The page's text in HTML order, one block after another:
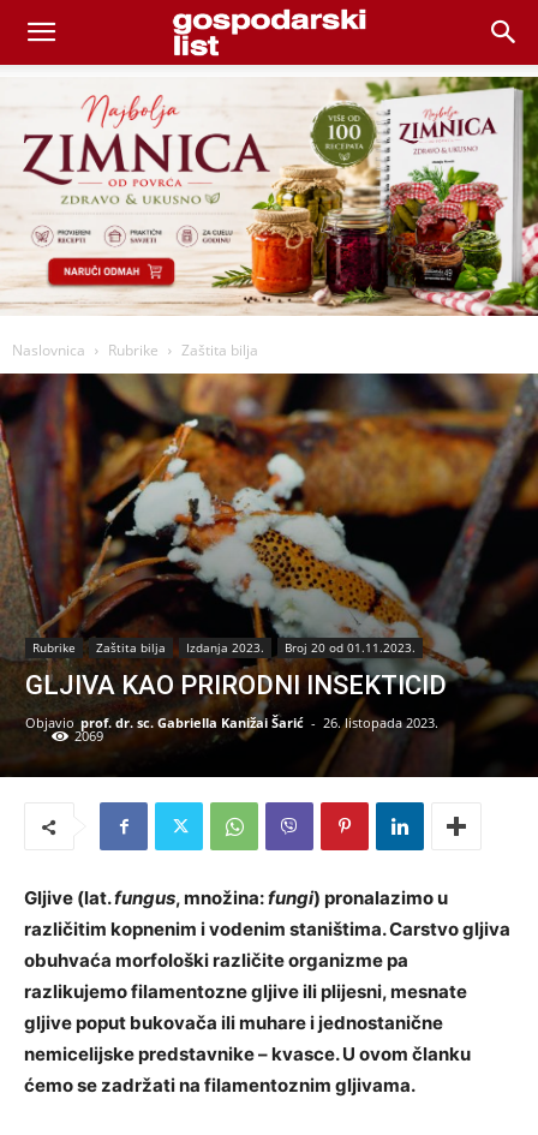
Naslovnica Rubrike Zaštita bilja
Rubrike Zaštita bilja Izdanja 2023. Broj 20 od 01.11.2023.
GLJIVA KAO PRIRODNI INSEKTICID
Objavio prof. dr. sc. Gabriella Kanižai Šarić - 26. listopada 2023.
2069
Gljive (lat.fungus, množina:fungi) pronalazimo u
različitim kopnenim i vodenim staništima. Carstvo gljiva
obuhvaća morfološki različite organizme pa
razlikujemo filamentozne gljive ili plijesni, mesnate
gljive poput bukovača ili muhare i jednostanične
nemicelijske predstavnike – kvasce. U ovom članku
ćemo se zadržati na filamentoznim gljivama.